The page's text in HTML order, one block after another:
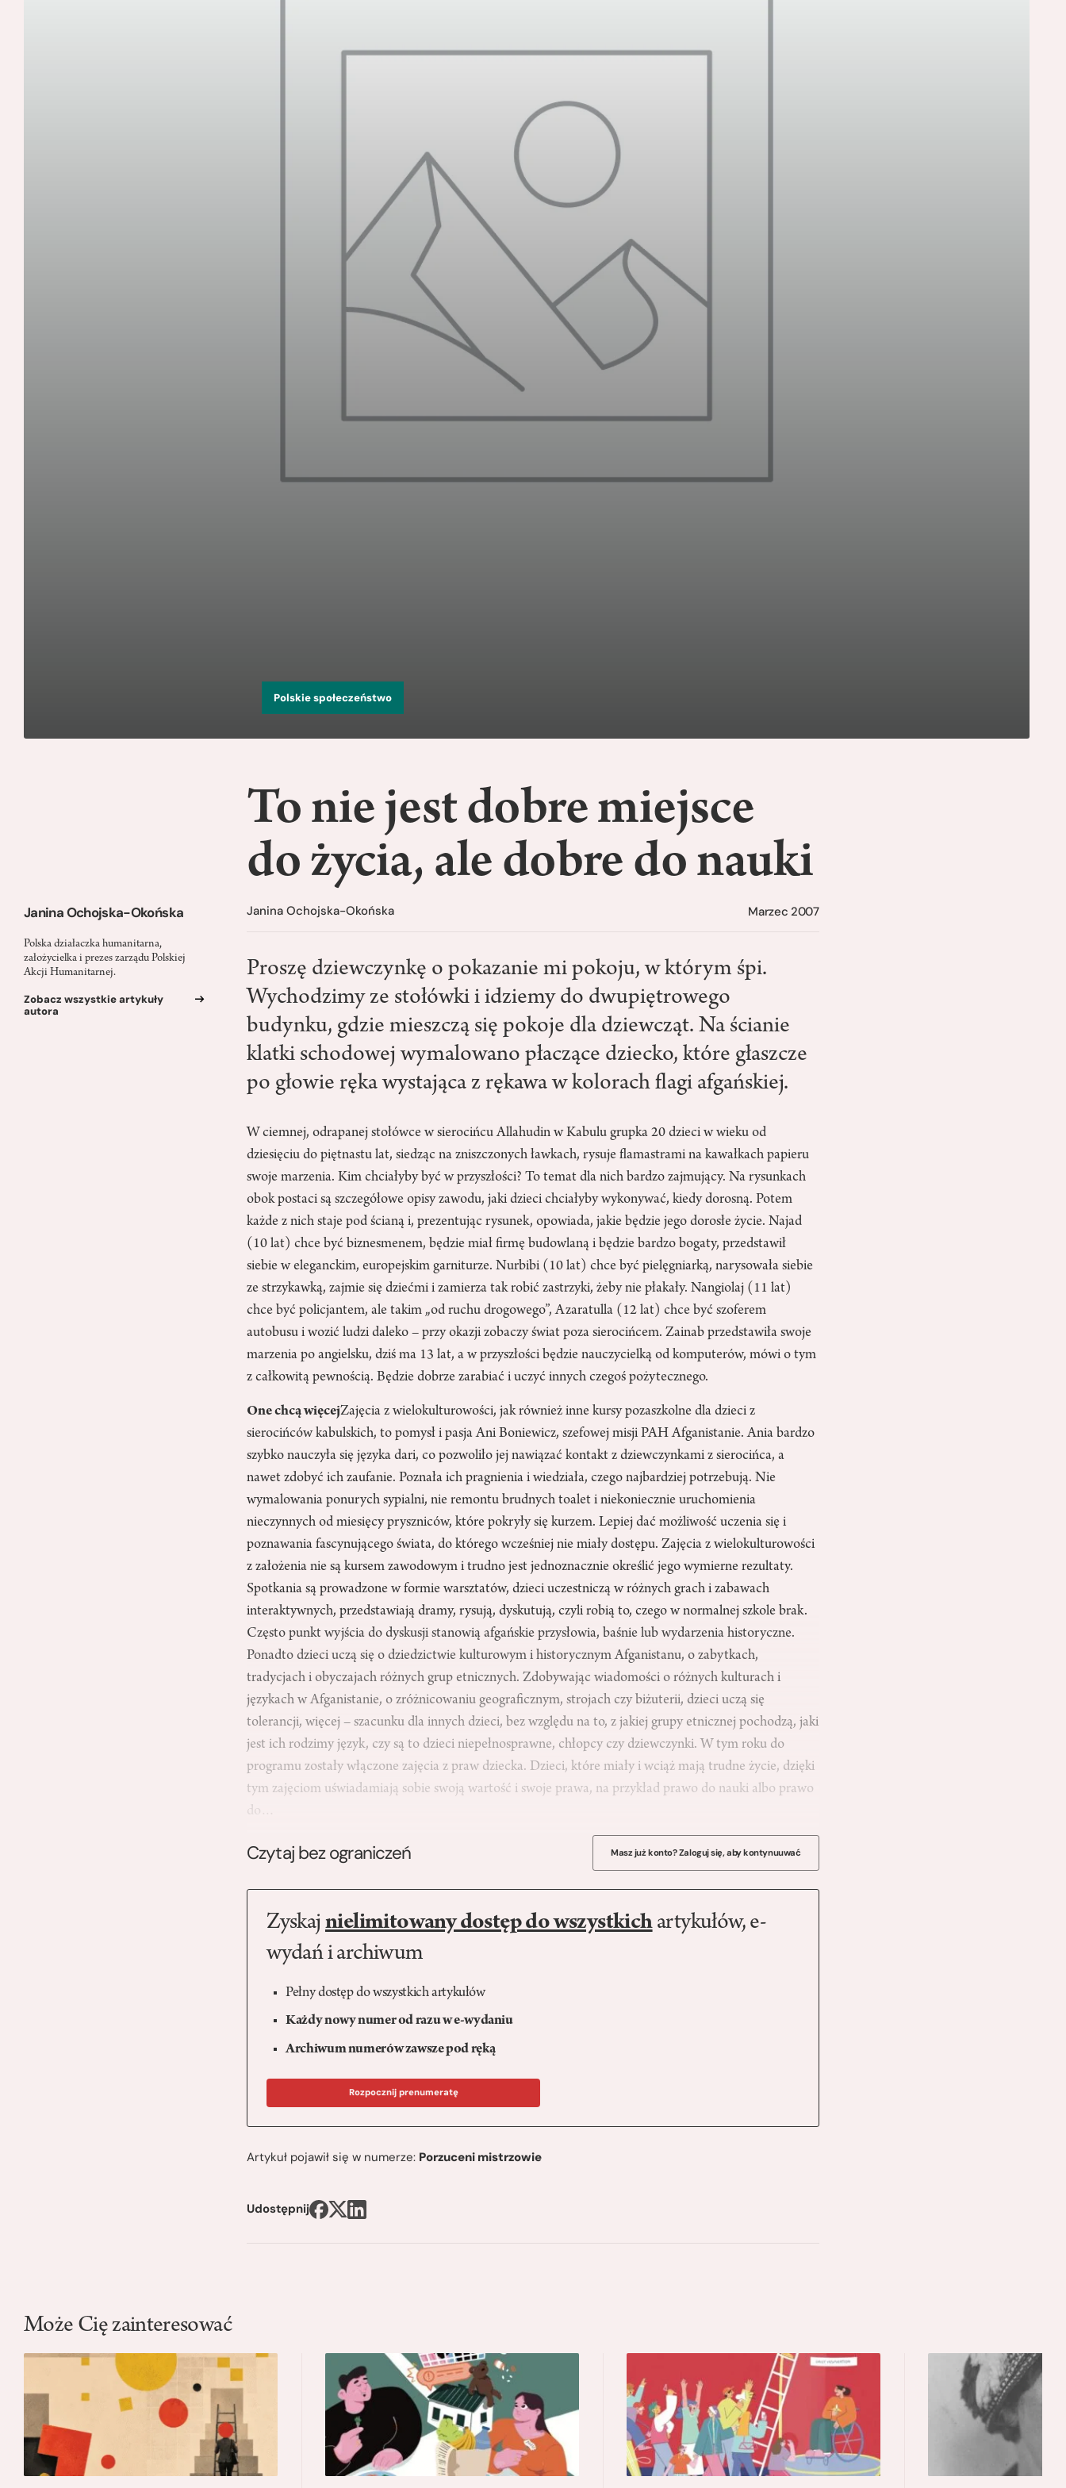
Polskie społeczeństwo
Janina Ochojska-Okońska
Polska działaczka humanitarna,
założycielka i prezes zarządu Polskiej
Akcji Humanitarnej.
Zobacz wszystkie artykuły
autora
To nie jest dobre miejsce
do życia, ale dobre do nauki
Janina Ochojska-Okońska Marzec 2007
Proszę dziewczynkę o pokazanie mi pokoju, w którym śpi.
Wychodzimy ze stołówki i idziemy do dwupiętrowego
budynku, gdzie mieszczą się pokoje dla dziewcząt. Na ścianie
klatki schodowej wymalowano płaczące dziecko, które głaszcze
po głowie ręka wystająca z rękawa w kolorach flagi afgańskiej.
W ciemnej, odrapanej stołówce w sierocińcu Allahudin w Kabulu grupka 20 dzieci w wieku od
dziesięciu do piętnastu lat, siedząc na zniszczonych ławkach, rysuje flamastrami na kawałkach papieru
swoje marzenia. Kim chciałyby być w przyszłości? To temat dla nich bardzo zajmujący. Na rysunkach
obok postaci są szczegółowe opisy zawodu, jaki dzieci chciałyby wykonywać, kiedy dorosną. Potem
każde z nich staje pod ścianą i, prezentując rysunek, opowiada, jakie będzie jego dorosłe życie. Najad
(10 lat) chce być biznesmenem, będzie miał firmę budowlaną i będzie bardzo bogaty, przedstawił
siebie w eleganckim, europejskim garniturze. Nurbibi (10 lat) chce być pielęgniarką, narysowała siebie
ze strzykawką, zajmie się dziećmi i zamierza tak robić zastrzyki, żeby nie płakały. Nangiolaj (11 lat)
chce być policjantem, ale takim „od ruchu drogowego”, Azaratulla (12 lat) chce być szoferem
autobusu i wozić ludzi daleko – przy okazji zobaczy świat poza sierocińcem. Zainab przedstawiła swoje
marzenia po angielsku, dziś ma 13 lat, a w przyszłości będzie nauczycielką od komputerów, mówi o tym
z całkowitą pewnością. Będzie dobrze zarabiać i uczyć innych czegoś pożytecznego.
One chcą więcejZajęcia z wielokulturowości, jak również inne kursy pozaszkolne dla dzieci z
sierocińców kabulskich, to pomysł i pasja Ani Boniewicz, szefowej misji PAH Afganistanie. Ania bardzo
szybko nauczyła się języka dari, co pozwoliło jej nawiązać kontakt z dziewczynkami z sierocińca, a
nawet zdobyć ich zaufanie. Poznała ich pragnienia i wiedziała, czego najbardziej potrzebują. Nie
wymalowania ponurych sypialni, nie remontu brudnych toalet i niekoniecznie uruchomienia
nieczynnych od miesięcy pryszniców, które pokryły się kurzem. Lepiej dać możliwość uczenia się i
poznawania fascynującego świata, do którego wcześniej nie miały dostępu. Zajęcia z wielokulturowości
z założenia nie są kursem zawodowym i trudno jest jednoznacznie określić jego wymierne rezultaty.
Spotkania są prowadzone w formie warsztatów, dzieci uczestniczą w różnych grach i zabawach
interaktywnych, przedstawiają dramy, rysują, dyskutują, czyli robią to, czego w normalnej szkole brak.
Często punkt wyjścia do dyskusji stanowią afgańskie przysłowia, baśnie lub wydarzenia historyczne.
Ponadto dzieci uczą się o dziedzictwie kulturowym i historycznym Afganistanu, o zabytkach,
tradycjach i obyczajach różnych grup etnicznych. Zdobywając wiadomości o różnych kulturach i
językach w Afganistanie, o zróżnicowaniu geograficznym, strojach czy biżuterii, dzieci uczą się
tolerancji, więcej – szacunku dla innych dzieci, bez względu na to, z jakiej grupy etnicznej pochodzą, jaki
jest ich rodzimy język, czy są to dzieci niepełnosprawne, chłopcy czy dziewczynki. W tym roku do
programu zostały włączone zajęcia z praw dziecka. Dzieci, które miały i wciąż mają trudne życie, dzięki
tym zajęciom uświadamiają sobie swoją wartość i swoje prawa, na przykład prawo do nauki albo prawo
do…
Czytaj bez ograniczeń Masz już konto? Zaloguj się, aby kontynuuwać
Zyskaj nielimitowany dostęp do wszystkichartykułów, e-
wydań i archiwum
Pełny dostęp do wszystkich artykułów
Każdy nowy numer od razu w e-wydaniu
Archiwum numerów zawsze pod ręką
Rozpocznij prenumeratę
Artykuł pojawił się w numerze: Porzuceni mistrzowie
Udostępnij
Może Cię zainteresować